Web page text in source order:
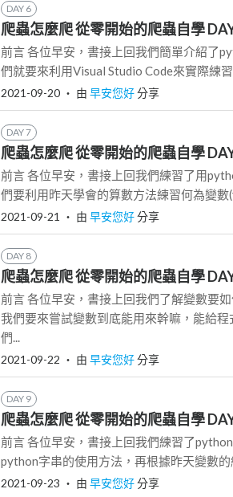
DAY 6
爬蟲怎麼爬 從零開始的爬蟲自學
前言 各位早安，書接上回我們簡單介紹了
們就要來利用Visual Studio Code來實際練習
2021-09-20 ‧ 由 早安您好分享
DAY 7
爬蟲怎麼爬 從零開始的爬蟲自學
前言 各位早安，書接上回我們練習了用
們要利用昨天學會的算數方法練習何為變數
2021-09-21 ‧ 由 早安您好分享
DAY 8
爬蟲怎麼爬 從零開始的爬蟲自學
前言 各位早安，書接上回我們了解變數要
我們要來嘗試變數到底能用來幹嘛，能給
們...
2021-09-22 ‧ 由 早安您好分享
DAY 9
爬蟲怎麼爬 從零開始的爬蟲自學
前言 各位早安，書接上回我們練習了
python字串的使用方法，再根據昨天變數的
2021-09-23 ‧ 由 早安您好分享